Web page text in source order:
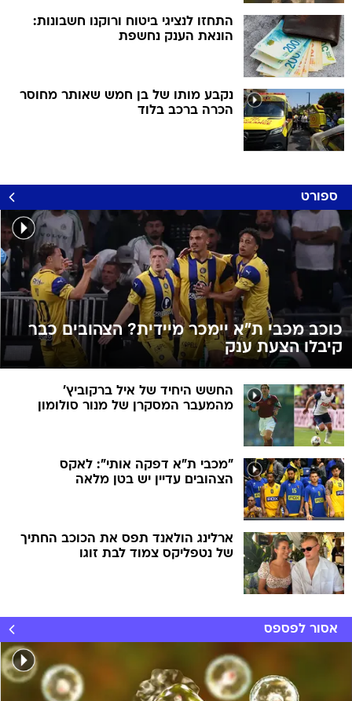
התחזו לנציגי ביטוח ורוקנו חשבונות:
הונאת הענק נחשפת
נקבע מותו של בן חמש שאותר מחוסר
הכרה ברכב בלוד
ספורט
כוכב מכבי ת"א יימכר מיידית? הצהובים כבר
קיבלו הצעת ענק
החשש היחיד של איל ברקוביץ'
מהמעבר המסקרן של מנור סולומון
"מכבי ת"א דפקה אותי": לאקס
הצהובים עדיין יש בטן מלאה
ארלינג הולאנד תפס את הכוכב החתיך
של נטפליקס צמוד לבת זוגו
אסור לפספס